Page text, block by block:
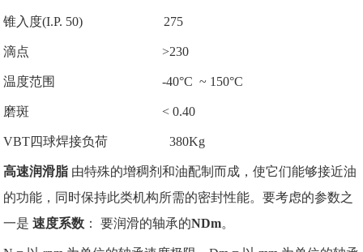
锥入度(I.P. 50) 275
滴点 >230
温度范围 -40°C ~ 150°C
磨斑 < 0.40
VBT四球焊接负荷 380Kg
高速润滑脂 由特殊的增稠剂和油配制而成，使它们能够接近油
的功能，同时保持此类机构所需的密封性能。要考虑的参数之
一是速度系数 ：要润滑的轴承的NDm。